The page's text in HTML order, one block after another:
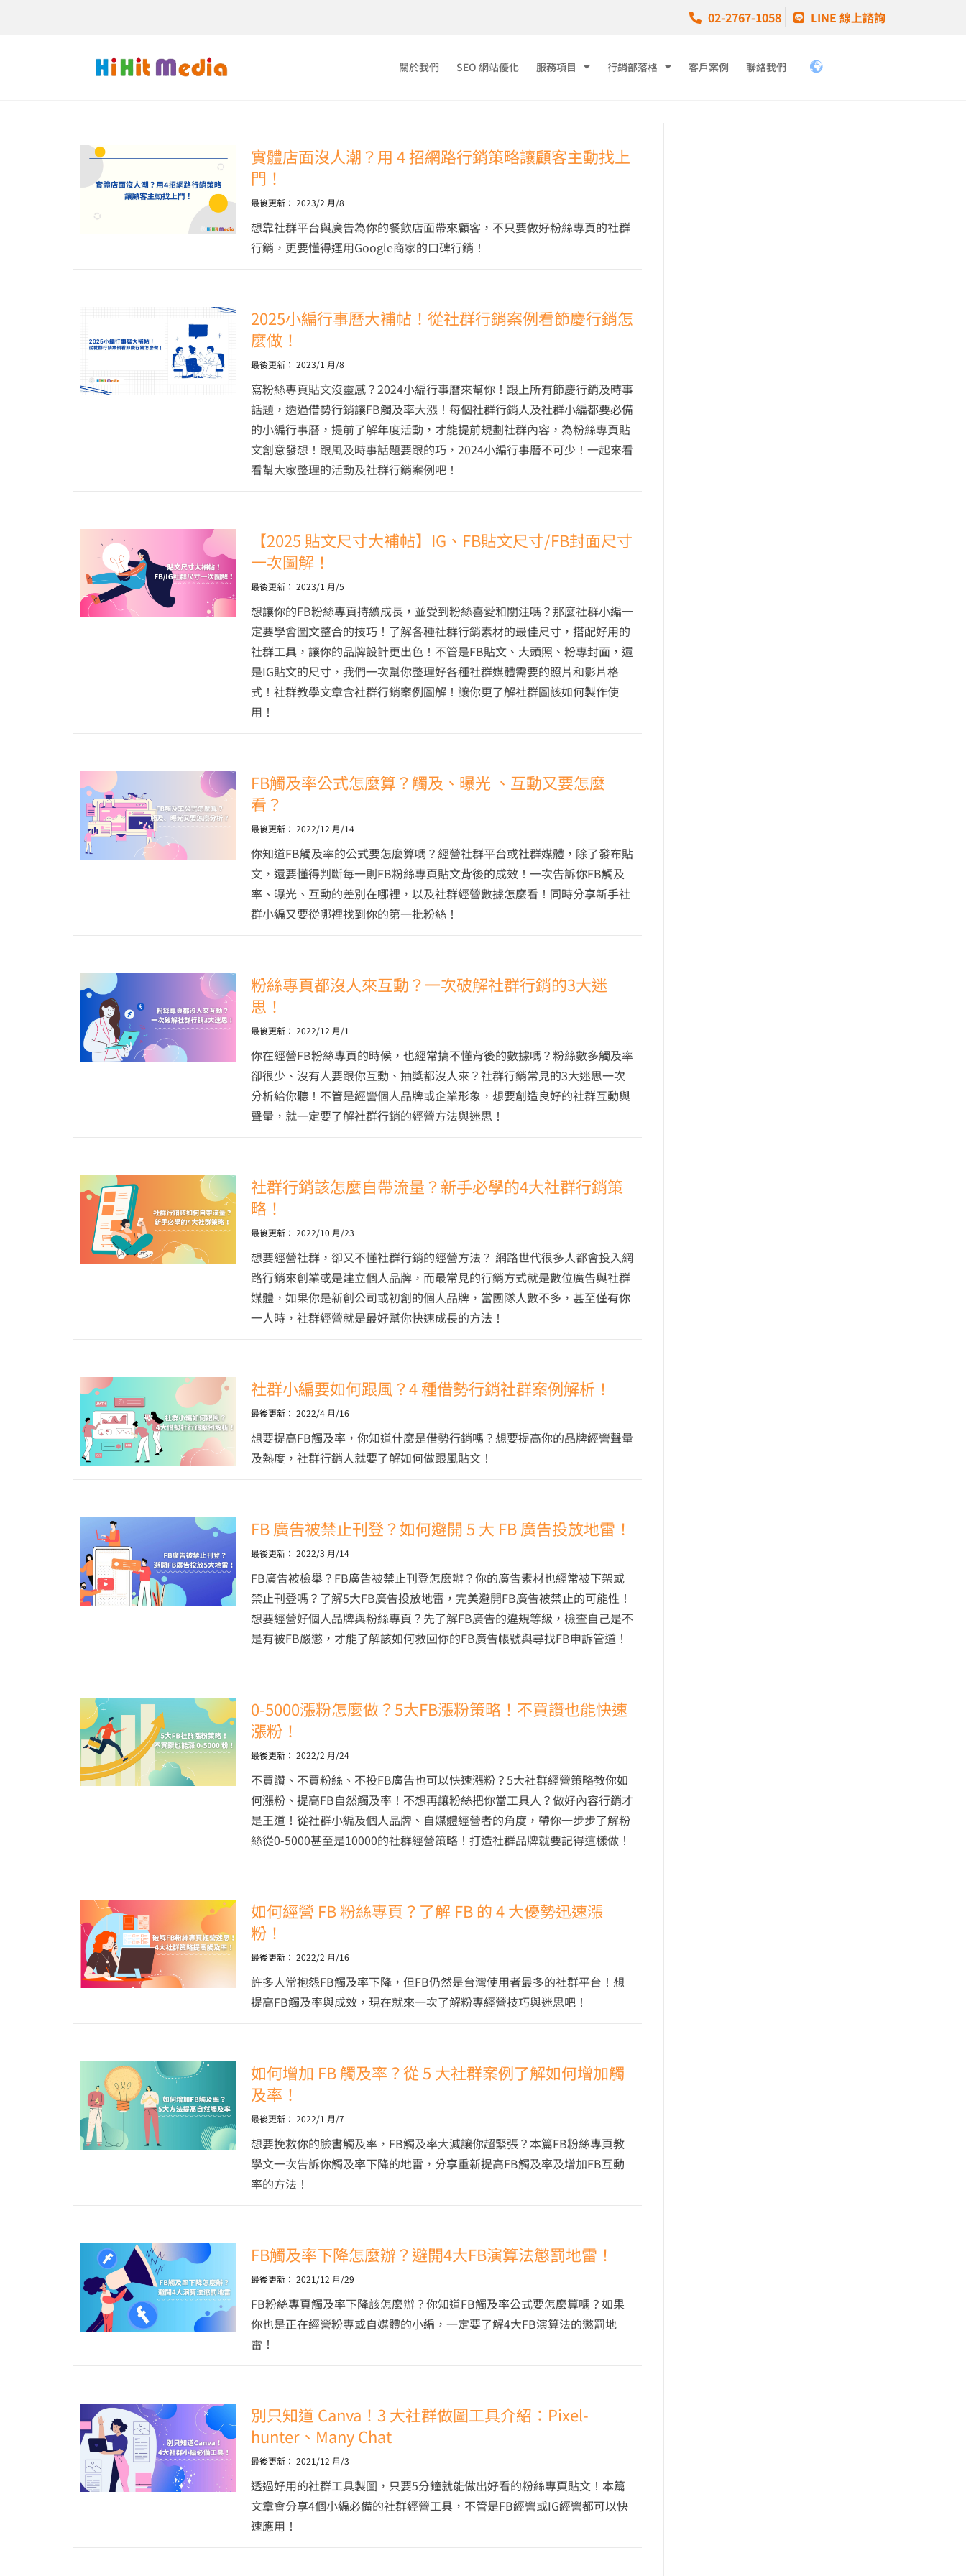
02-2767-1058 LINE 線上諮詢
關於我們 SEO 網站優化 服務項目 行銷部落格 客戶案例 聯絡我們
實體店面沒人潮？用 4 招網路行銷策略讓顧客主動找上
門！
最後更新： 2023/2 月/8
想靠社群平台與廣告為你的餐飲店面帶來顧客，不只要做好粉絲專頁的社群
行銷，更要懂得運用Google商家的口碑行銷！
2025小編行事曆大補帖！從社群行銷案例看節慶行銷怎
麼做！
最後更新： 2023/1 月/8
寫粉絲專頁貼文沒靈感？2024小編行事曆來幫你！跟上所有節慶行銷及時事
話題，透過借勢行銷讓FB觸及率大漲！每個社群行銷人及社群小編都要必備
的小編行事曆，提前了解年度活動，才能提前規劃社群內容，為粉絲專頁貼
文創意發想！跟風及時事話題要跟的巧，2024小編行事曆不可少！一起來看
看幫大家整理的活動及社群行銷案例吧！
【2025 貼文尺寸大補帖】IG、FB貼文尺寸/FB封面尺寸
一次圖解！
最後更新： 2023/1 月/5
想讓你的FB粉絲專頁持續成長，並受到粉絲喜愛和關注嗎？那麼社群小編一
定要學會圖文整合的技巧！了解各種社群行銷素材的最佳尺寸，搭配好用的
社群工具，讓你的品牌設計更出色！不管是FB貼文、大頭照、粉專封面，還
是IG貼文的尺寸，我們一次幫你整理好各種社群媒體需要的照片和影片格
式！社群教學文章含社群行銷案例圖解！讓你更了解社群圖該如何製作使
用！
FB觸及率公式怎麼算？觸及、曝光 、互動又要怎麼
看？
最後更新： 2022/12 月/14
你知道FB觸及率的公式要怎麼算嗎？經營社群平台或社群媒體，除了發布貼
文，還要懂得判斷每一則FB粉絲專頁貼文背後的成效！一次告訴你FB觸及
率、曝光、互動的差別在哪裡，以及社群經營數據怎麼看！同時分享新手社
群小編又要從哪裡找到你的第一批粉絲！
粉絲專頁都沒人來互動？一次破解社群行銷的3大迷
思！
最後更新： 2022/12 月/1
你在經營FB粉絲專頁的時候，也經常搞不懂背後的數據嗎？粉絲數多觸及率
卻很少、沒有人要跟你互動、抽獎都沒人來？社群行銷常見的3大迷思一次
分析給你聽！不管是經營個人品牌或企業形象，想要創造良好的社群互動與
聲量，就一定要了解社群行銷的經營方法與迷思！
社群行銷該怎麼自帶流量？新手必學的4大社群行銷策
略！
最後更新： 2022/10 月/23
想要經營社群，卻又不懂社群行銷的經營方法？ 網路世代很多人都會投入網
路行銷來創業或是建立個人品牌，而最常見的行銷方式就是數位廣告與社群
媒體，如果你是新創公司或初創的個人品牌，當團隊人數不多，甚至僅有你
一人時，社群經營就是最好幫你快速成長的方法！
社群小編要如何跟風？4 種借勢行銷社群案例解析！
最後更新： 2022/4 月/16
想要提高FB觸及率，你知道什麼是借勢行銷嗎？想要提高你的品牌經營聲量
及熱度，社群行銷人就要了解如何做跟風貼文！
FB 廣告被禁止刊登？如何避開 5 大 FB 廣告投放地雷！
最後更新： 2022/3 月/14
FB廣告被檢舉？FB廣告被禁止刊登怎麼辦？你的廣告素材也經常被下架或
禁止刊登嗎？了解5大FB廣告投放地雷，完美避開FB廣告被禁止的可能性！
想要經營好個人品牌與粉絲專頁？先了解FB廣告的違規等級，檢查自己是不
是有被FB嚴懲，才能了解該如何救回你的FB廣告帳號與尋找FB申訴管道！
0-5000漲粉怎麼做？5大FB漲粉策略！不買讚也能快速
漲粉！
最後更新： 2022/2 月/24
不買讚、不買粉絲、不投FB廣告也可以快速漲粉？5大社群經營策略教你如
何漲粉、提高FB自然觸及率！不想再讓粉絲把你當工具人？做好內容行銷才
是王道！從社群小編及個人品牌、自媒體經營者的角度，帶你一步步了解粉
絲從0-5000甚至是10000的社群經營策略！打造社群品牌就要記得這樣做！
如何經營 FB 粉絲專頁？了解 FB 的 4 大優勢迅速漲
粉！
最後更新： 2022/2 月/16
許多人常抱怨FB觸及率下降，但FB仍然是台灣使用者最多的社群平台！想
提高FB觸及率與成效，現在就來一次了解粉專經營技巧與迷思吧！
如何增加 FB 觸及率？從 5 大社群案例了解如何增加觸
及率！
最後更新： 2022/1 月/7
想要挽救你的臉書觸及率，FB觸及率大減讓你超緊張？本篇FB粉絲專頁教
學文一次告訴你觸及率下降的地雷，分享重新提高FB觸及率及增加FB互動
率的方法！
FB觸及率下降怎麼辦？避開4大FB演算法懲罰地雷！
最後更新： 2021/12 月/29
FB粉絲專頁觸及率下降該怎麼辦？你知道FB觸及率公式要怎麼算嗎？如果
你也是正在經營粉專或自媒體的小編，一定要了解4大FB演算法的懲罰地
雷！
別只知道 Canva！3 大社群做圖工具介紹：Pixel­
hunter、Many Chat
最後更新： 2021/12 月/3
透過好用的社群工具製圖，只要5分鐘就能做出好看的粉絲專頁貼文！本篇
文章會分享4個小編必備的社群經營工具，不管是FB經營或IG經營都可以快
速應用！